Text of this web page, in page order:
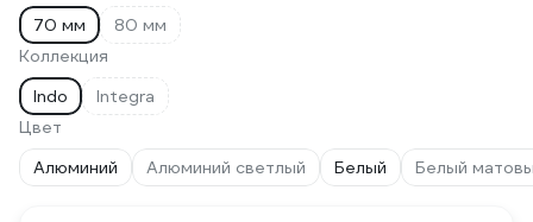
70 мм
80 мм
Коллекция
Indo
Integra
Цвет
Алюминий
Алюминий светлый Белый Белый